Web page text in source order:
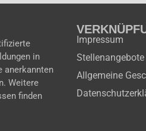
in
anerkannten
Weitere
finden
Impressum
Stellenangebote
Allgemeine